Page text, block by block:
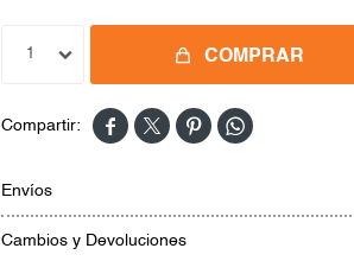
1 COMPRAR
   
Envíos
Cambios y Devoluciones